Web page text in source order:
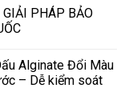
GIẢI PHÁP BẢO
Alginate Đổi Màu
– Dễ kiểm soát